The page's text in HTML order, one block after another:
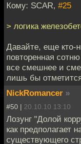
Кому: SCAR, #25
> логика
Давайте, еще кто-
повторенная
все смешнее и
лишь бы
NickRomancer »
#50 | 20.10.10 13:10
Лозунг "Долой
как предполагает
существующего